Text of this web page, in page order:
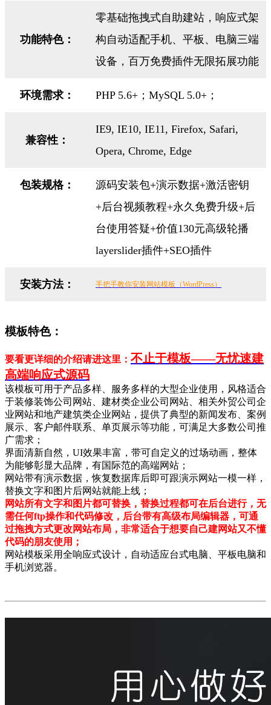
功能特色：
零基础拖拽式自助建站，响应式架
构自动适配手机、平板、电脑三端
设备，百万免费插件无限拓展功能
环境需求： PHP 5.6+；MySQL 5.0+；
兼容性：
IE9, IE10, IE11, Firefox, Safari,
Opera, Chrome, Edge
包装规格：
源码安装包+演示数据+激活密钥
+后台视频教程+永久免费升级+后
台使用答疑+价值130元高级轮播
layerslider插件+SEO插件
安装方法： 手把手教你安装网站模板（WordPress）
模板特色：
要看更详细的介绍请进这里： 不止于模板——无忧速建
高端响应式源码
该模板可用于产品多样、服务多样的大型企业使用，风格适合
于装修装饰公司网站、建材类企业公司网站、相关外贸公司企
业网站和地产建筑类企业网站，提供了典型的新闻发布、案例
展示、客户邮件联系、单页展示等功能，可满足大多数公司推
广需求；
界面清新自然，UI效果丰富，带可自定义的过场动画，整体
为能够彰显大品牌，有国际范的高端网站；
网站带有演示数据，恢复数据库后即可跟演示网站一模一样，
替换文字和图片后网站就能上线；
网站所有文字和图片都可替换，替换过程都可在后台进行，无
需任何ftp操作和代码修改，后台带有高级布局编辑器，可通
过拖拽方式更改网站布局，非常适合于想要自己建网站又不懂
代码的朋友使用；
网站模板采用全响应式设计，自动适应台式电脑、平板电脑和
手机浏览器。